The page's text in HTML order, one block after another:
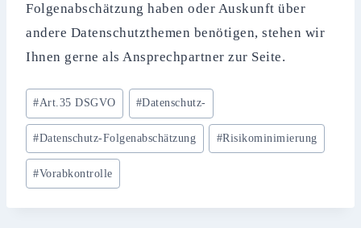
Folgenabschätzung haben oder Auskunft über
andere Datenschutzthemen benötigen, stehen wir
Ihnen gerne als Ansprechpartner zur Seite.
Schlagworte:
#Art.35 DSGVO #Datenschutz-
#Datenschutz-Folgenabschätzung #Risikominimierung
#Vorabkontrolle